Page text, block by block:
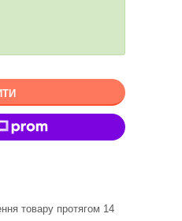
товару протягом 14